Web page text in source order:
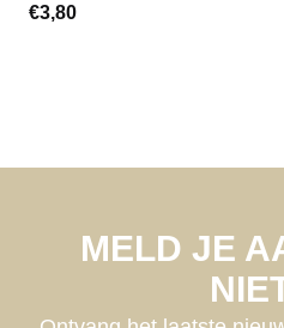
€3,80
MELD JE